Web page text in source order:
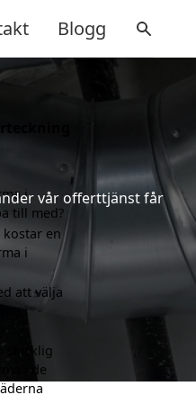
Blogg
vår offerttjänst får
i
till med?
en
i
att välja
i
skicklig
i de